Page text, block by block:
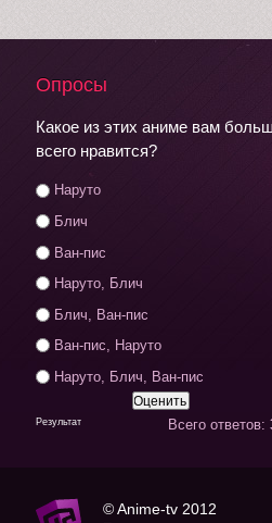
Опросы
Какое из этих аниме вам
всего нравится?
Наруто
Блич
Ван-пис
Наруто, Блич
Блич, Ван-пис
Ван-пис, Наруто
Наруто, Блич, Ван-пис
Результат Всего ответов:
©Anime-tv 2012